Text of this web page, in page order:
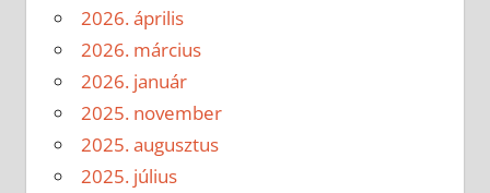
2026. április
2026. március
2026. január
2025. november
2025. augusztus
2025. július